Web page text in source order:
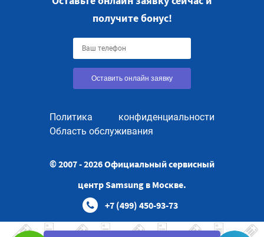
получите бонус!
Оставить онлайн заявку
Политика конфиденциальности
Область обслуживания
© 2007 - 2026 Официальный сервисный
центр Samsung в Москве.
+7 (499) 450-93-73